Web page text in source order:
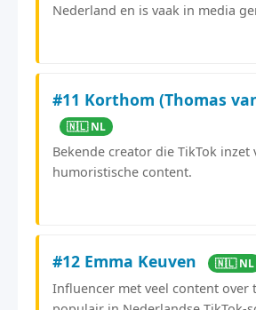
Nederland en is vaak in media
#11 Korthom (Thomas
🇳🇱 NL
Bekende creator die TikTok
humoristische content.
#12 Emma Keuven 🇳🇱 NL
Influencer met veel content over